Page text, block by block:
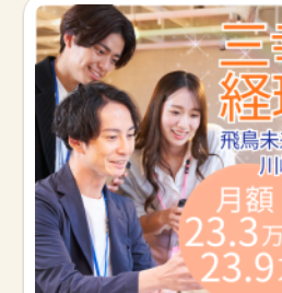
お知らせ
医療事務求人ドットコムとは
サイトの使い方
就職サポート
人材をお探しの医療機関・企業様